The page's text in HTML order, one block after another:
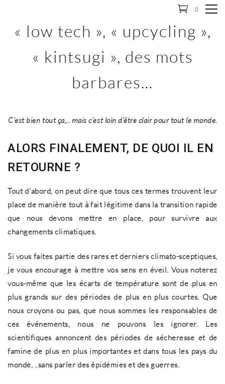
0
« low tech », « upcycling »,
« kintsugi », des mots
barbares…
C’est bien tout ça,.. mais c’est loin d’être clair pour tout le monde.
ALORS FINALEMENT, DE QUOI IL EN
RETOURNE ?
Tout d’abord, on peut dire que tous ces termes trouvent leur
place de manière tout à fait légitime dans la transition rapide
que nous devons mettre en place, pour survivre aux
changements climatiques.
Si vous faites partie des rares et derniers climato-sceptiques,
je vous encourage à mettre vos sens en éveil. Vous noterez
vous-même que les écarts de température sont de plus en
plus grands sur des périodes de plus en plus courtes. Que
nous croyons ou pas, que nous sommes les responsables de
ces événements, nous ne pouvons les ignorer. Les
scientifiques annoncent des périodes de sécheresse et de
famine de plus en plus importantes et dans tous les pays du
monde, ..sans parler des épidémies et des guerres.